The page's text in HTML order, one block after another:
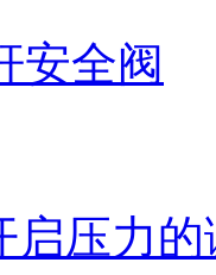
安全阀
启压力的